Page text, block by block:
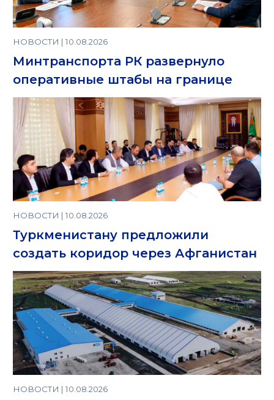
НОВОСТИ | 10.08.2026
Минтранспорта РК развернуло
оперативные штабы на границе
НОВОСТИ | 10.08.2026
Туркменистану предложили
создать коридор через Афганистан
НОВОСТИ | 10.08.2026